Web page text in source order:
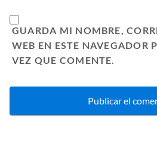
GUARDA MI NOMBRE,
WEB EN ESTE NAVEGADOR
VEZ QUE COMENTE.